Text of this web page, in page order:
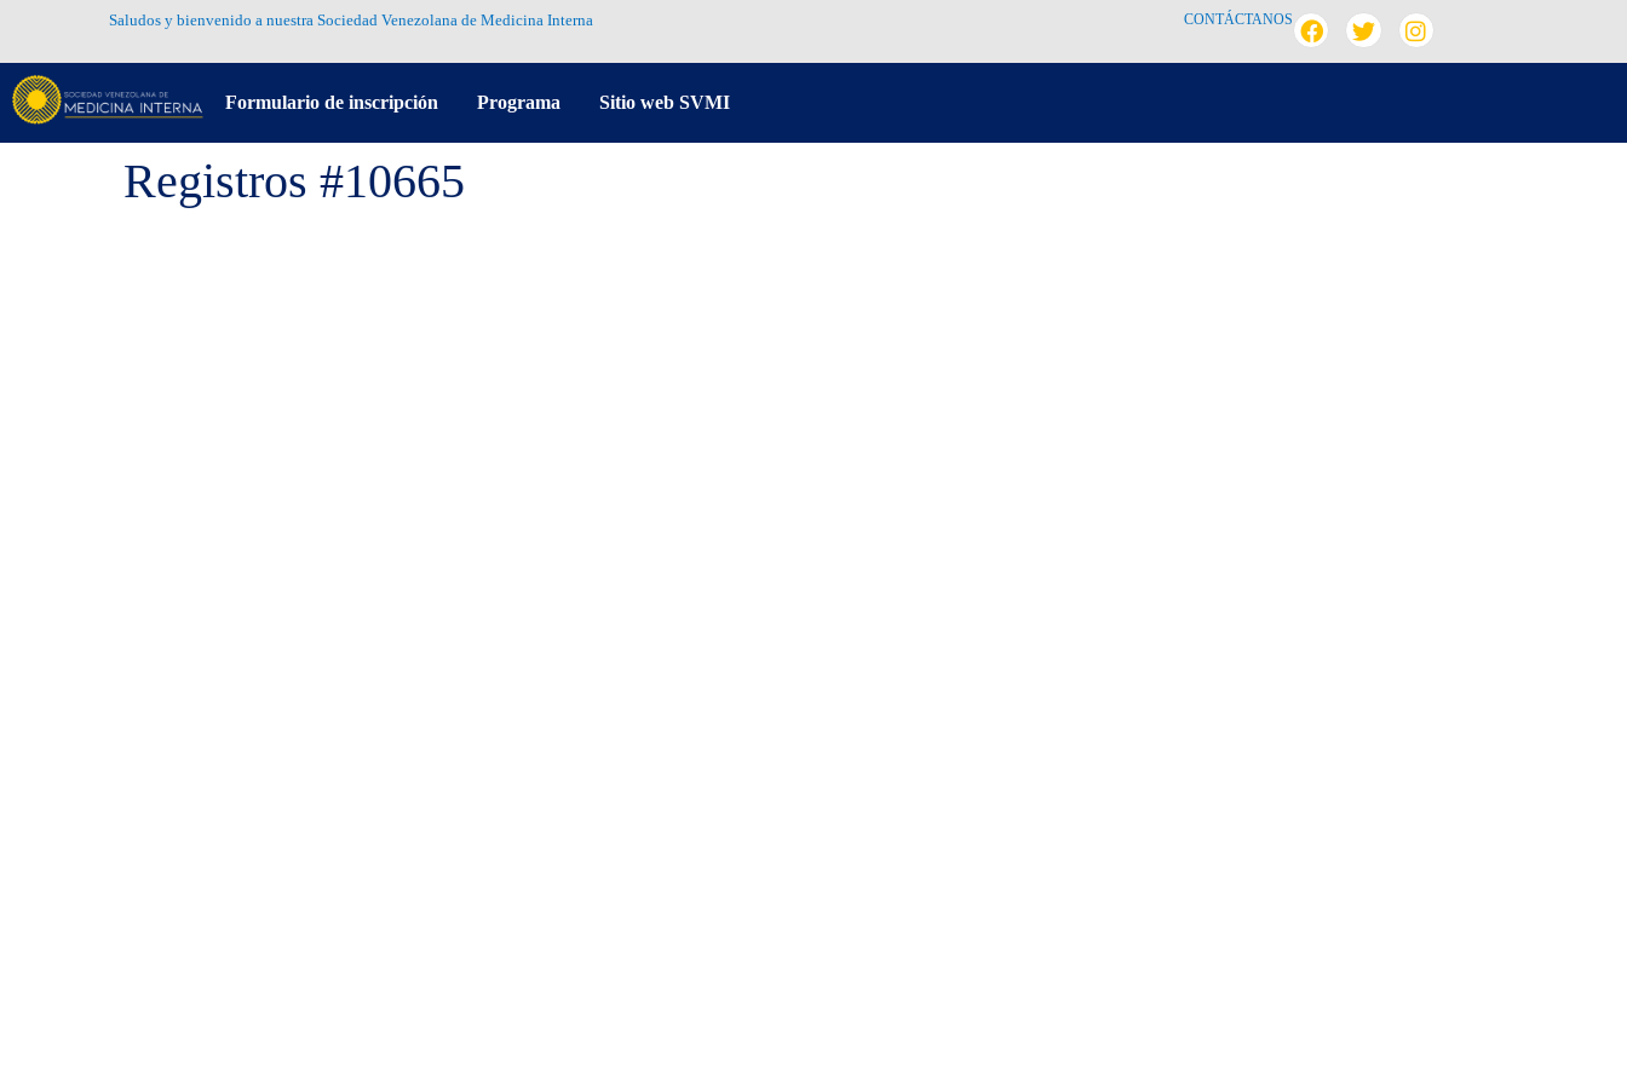
Saludos y bienvenido a nuestra Sociedad Venezolana de Medicina Interna CONTÁCTANOS
Formulario de inscripción Programa Sitio web SVMI
Registros #10665